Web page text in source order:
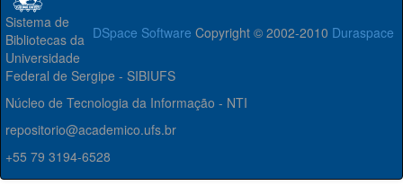
DSpace Software Copyright © 2002-2010 Duraspace
Sistema de
Bibliotecas da
Universidade
Federal de Sergipe - SIBIUFS
Núcleo de Tecnologia da Informação - NTI
repositorio@academico.ufs.br
+55 79 3194-6528